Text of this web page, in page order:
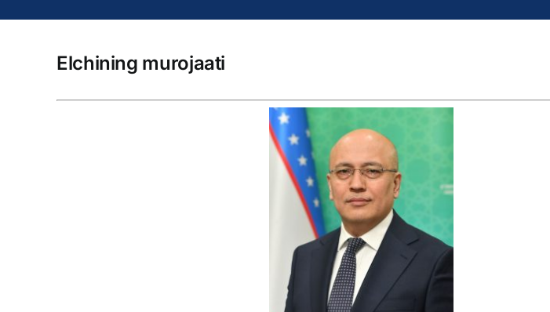
Elchining murojaati